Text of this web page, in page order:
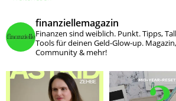
finanziellemagazin
Finanzen sind weiblich. Punkt.Tipps,
Tools für deinen Geld-Glow-up. Magazin,
Community & mehr!